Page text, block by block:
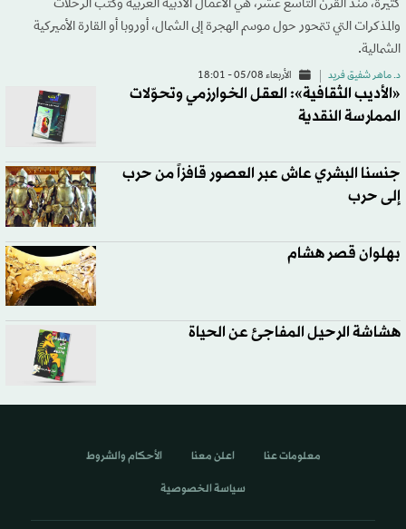
كثيرة، منذ القرن التاسع عشر، هي الأعمال الأدبية العربية وكتب الرحلات
والمذكرات التي تتمحور حول موسم الهجرة إلى الشمال، أوروبا أو القارة الأميركية
الشمالية.
د. ماهر شفيق فريد الأربعاء 05/08 - 18:01
«الأديب الثقافية»: العقل الخوارزمي وتحوّلات
الممارسة النقدية
جنسنا البشري عاش عبر العصور قافزاً من حرب
إلى حرب
بهلوان قصر هشام
هشاشة الرحيل المفاجئ عن الحياة
معلومات عنا اعلن معنا الأحكام والشروط
سياسة الخصوصية